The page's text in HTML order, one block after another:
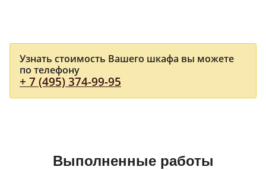
Узнать стоимость Вашего шкафа вы можете
по телефону
+ 7 (495) 374-99-95
Выполненные работы